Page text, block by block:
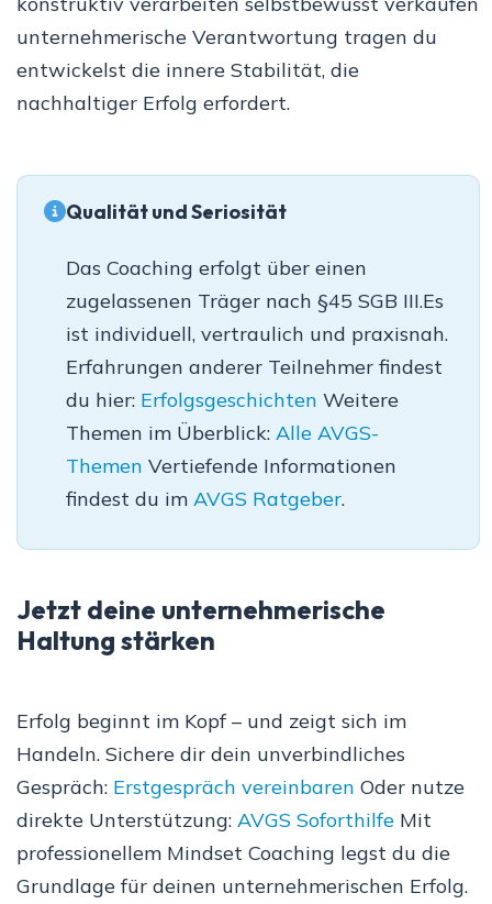
unternehmerische Verantwortung tragen du
entwickelst die innere Stabilität, die
nachhaltiger Erfolg erfordert.
Qualität und Seriosität
Das Coaching erfolgt über einen
zugelassenen Träger nach §45 SGB III.Es
ist individuell, vertraulich und praxisnah.
Erfahrungen anderer Teilnehmer findest
du hier: Erfolgsgeschichten Weitere
Themen im Überblick: Alle AVGS-
Themen Vertiefende Informationen
findest du im AVGS Ratgeber.
Jetzt deine unternehmerische
Haltung stärken
Erfolg beginnt im Kopf – und zeigt sich im
Handeln. Sichere dir dein unverbindliches
Gespräch: Erstgespräch vereinbaren Oder nutze
direkte Unterstützung: AVGS Soforthilfe Mit
professionellem Mindset Coaching legst du die
Grundlage für deinen unternehmerischen Erfolg.